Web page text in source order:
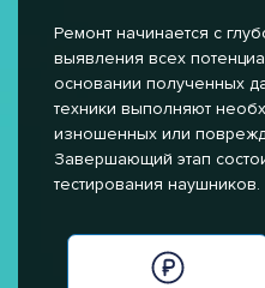
Ремонт начинается с
выявления всех
основании полученных
техники выполняют
изношенных или
Завершающий этап
тестирования наушников.